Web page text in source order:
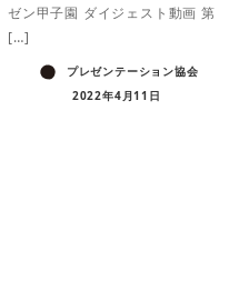
ゼン甲子園 ダイジェスト動画 第
[…]
プレゼンテーション協会
2022年4月11日